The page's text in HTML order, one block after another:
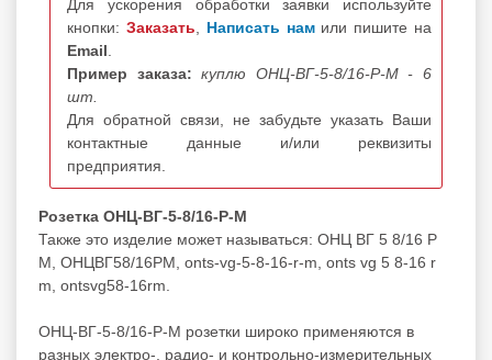
Для ускорения обработки заявки используйте
кнопки: Заказать Написать нам или пишите на
Email
Пример заказа: куплю ОНЦ-ВГ-5-8/16-Р-М - 6
шт.
Для обратной связи, не забудьте указать Ваши
контактные данные и/или реквизиты
предприятия.
Розетка ОНЦ-ВГ-5-8/16-Р-М
Также это изделие может называться: ОНЦ ВГ 5 8/16 Р
М, ОНЦВГ58/16РМ, onts-vg-5-8-16-r-m, onts vg 5 8-16 r
m, ontsvg58-16rm.
ОНЦ-ВГ-5-8/16-Р-М розетки широко применяются в
разных электро-, радио- и контрольно-измерительных